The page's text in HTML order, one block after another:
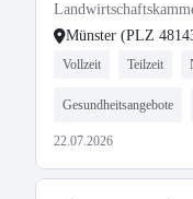
Münster (PLZ
Vollzeit Teilzeit
Gesundheitsangebote
22.07.2026